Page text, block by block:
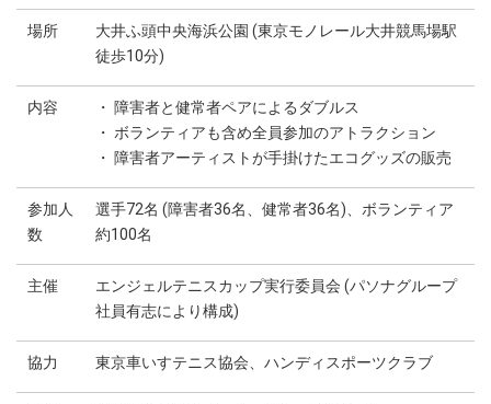
場所
大井ふ頭中央海浜公園 (東京モノレール大井競馬場駅
徒歩10分)
内容
・ 障害者と健常者ペアによるダブルス
・ ボランティアも含め全員参加のアトラクション
・ 障害者アーティストが手掛けたエコグッズの販売
参加人
数
選手72名 (障害者36名、健常者36名)、ボランティア
約100名
主催
エンジェルテニスカップ実行委員会 (パソナグループ
社員有志により構成)
協力 東京車いすテニス協会、ハンディスポーツクラブ